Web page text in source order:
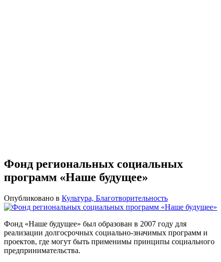
Фонд региональных социальных
программ «Наше будущее»
Опубликовано в Культура, Благотворительность
Фонд «Наше будущее» был образован в 2007 году для
реализации долгосрочных социально-значимых программ и
проектов, где могут быть применимы принципы социального
предпринимательства.